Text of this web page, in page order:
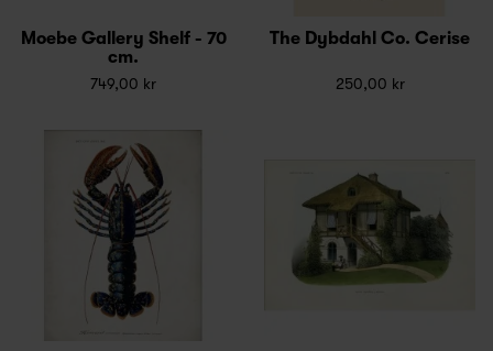
Moebe Gallery Shelf - 70
cm.
749,00 kr
The Dybdahl Co. Cerise
250,00 kr